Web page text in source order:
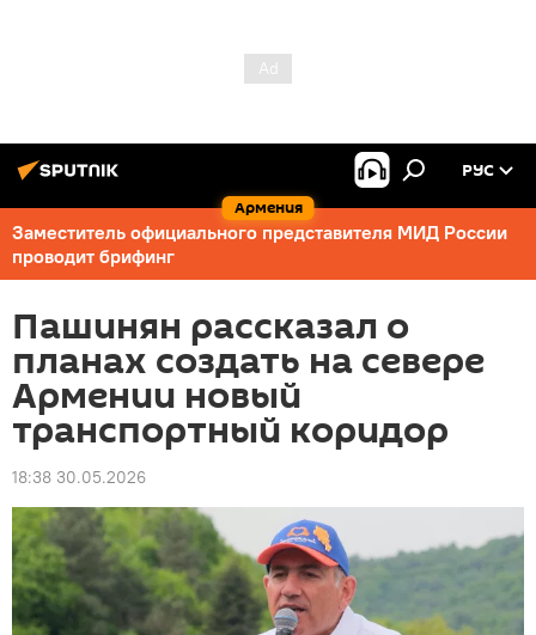
Армения
РУС
Заместитель официального представителя МИД России
проводит брифинг
Пашинян рассказал о
планах создать на севере
Армении новый
транспортный коридор
18:38 30.05.2026